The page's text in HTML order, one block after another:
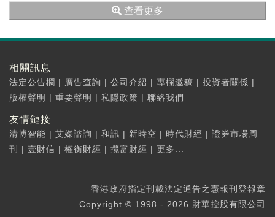
查看更多
相關訊息
法定公告欄 | 廣告查詢 | 公司介紹 | 專欄邀稿 | 投資者關係 |
版權聲明 | 重要聲明 | 私隱政策 | 聯絡我們
友情鏈接
清博智能 | 艾媒諮詢 | 和訊 | 新時空 | 時代財經 | 證券市場周
刊
| 壹財信 | 權衡財經 | 攬富財經 | 更多...
香港政府指定刊載法定通告之憲報刊登報章
Copyright © 1998 - 2026 財華控股有限公司